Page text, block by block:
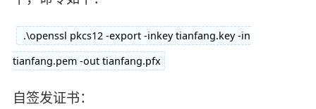
.\openssl pkcs12 -export -inkey tianfang.key -in
tianfang.pem -out tianfang.pfx
自签发证书：